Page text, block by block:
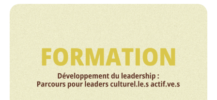
du
Parcours
leaders
culturel.le.s